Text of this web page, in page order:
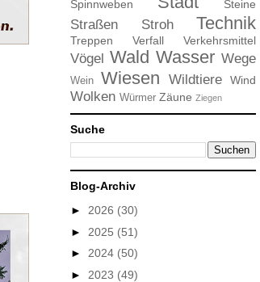
Spinnweben Steine
Straßen Stroh Technik
Treppen Verfall Verkehrsmittel
Vögel Wald Wasser Wege
Wein Wiesen Wildtiere Wind
Wolken Würmer Zäune Ziegen
Suche
Blog-Archiv
► 2026 (30)
► 2025 (51)
► 2024 (50)
► 2023 (49)